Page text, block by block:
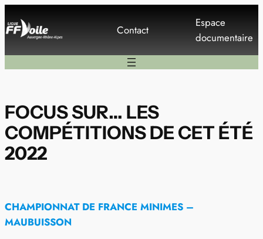
au
contenu
Contact
Espace
documentaire
FOCUS SUR… LES
COMPÉTITIONS DE CET ÉTÉ
2022
CHAMPIONNAT DE FRANCE MINIMES –
MAUBUISSON